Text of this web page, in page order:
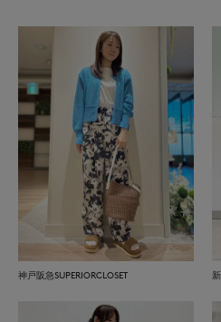
神戸阪急SUPERIORCLOSET